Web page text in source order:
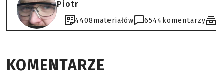
Piotr
4408materiałów 6544 komentarzy
KOMENTARZE